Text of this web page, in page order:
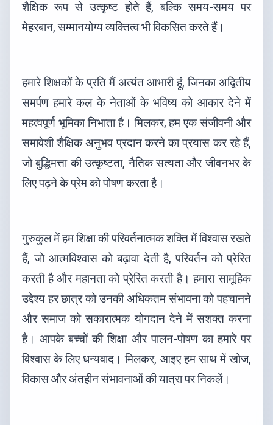
शैक्षिक रूप से उत्कृष्ट होते हैं, बल्कि समय-समय पर
मेहरबान, सम्मानयोग्य व्यक्तित्व भी विकसित करते हैं।
हमारे शिक्षकों के प्रति मैं अत्यंत आभारी हूं, जिनका अद्वितीय
समर्पण हमारे कल के नेताओं के भविष्य को आकार देने में
महत्वपूर्ण भूमिका निभाता है। मिलकर, हम एक संजीवनी और
समावेशी शैक्षिक अनुभव प्रदान करने का प्रयास कर रहे हैं,
जो बुद्धिमत्ता की उत्कृष्टता, नैतिक सत्यता और जीवनभर के
लिए पढ़ने के प्रेम को पोषण करता है।
गुरुकुल में हम शिक्षा की परिवर्तनात्मक शक्ति में विश्वास रखते
हैं, जो आत्मविश्वास को बढ़ावा देती है, परिवर्तन को प्रेरित
करती है और महानता को प्रेरित करती है। हमारा सामूहिक
उद्देश्य हर छात्र को उनकी अधिकतम संभावना को पहचानने
और समाज को सकारात्मक योगदान देने में सशक्त करना
है। आपके बच्चों की शिक्षा और पालन-पोषण का हमारे पर
विश्वास के लिए धन्यवाद। मिलकर, आइए हम साथ में खोज,
विकास और अंतहीन संभावनाओं की यात्रा पर निकलें।